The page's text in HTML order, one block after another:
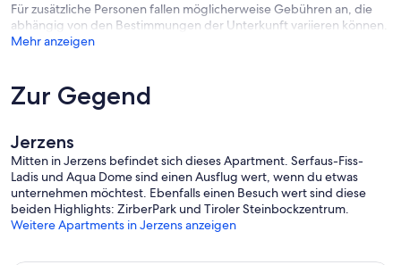
Für zusätzliche Personen fallen möglicherweise Gebühren an, die
abhängig von den Bestimmungen der Unterkunft variieren können.
Mehr anzeigen
Zur Gegend
Jerzens
Mitten in Jerzens befindet sich dieses Apartment. Serfaus-Fiss-
Ladis und Aqua Dome sind einen Ausflug wert, wenn du etwas
unternehmen möchtest. Ebenfalls einen Besuch wert sind diese
beiden Highlights: ZirberPark und Tiroler Steinbockzentrum.
Weitere Apartments in Jerzens anzeigen